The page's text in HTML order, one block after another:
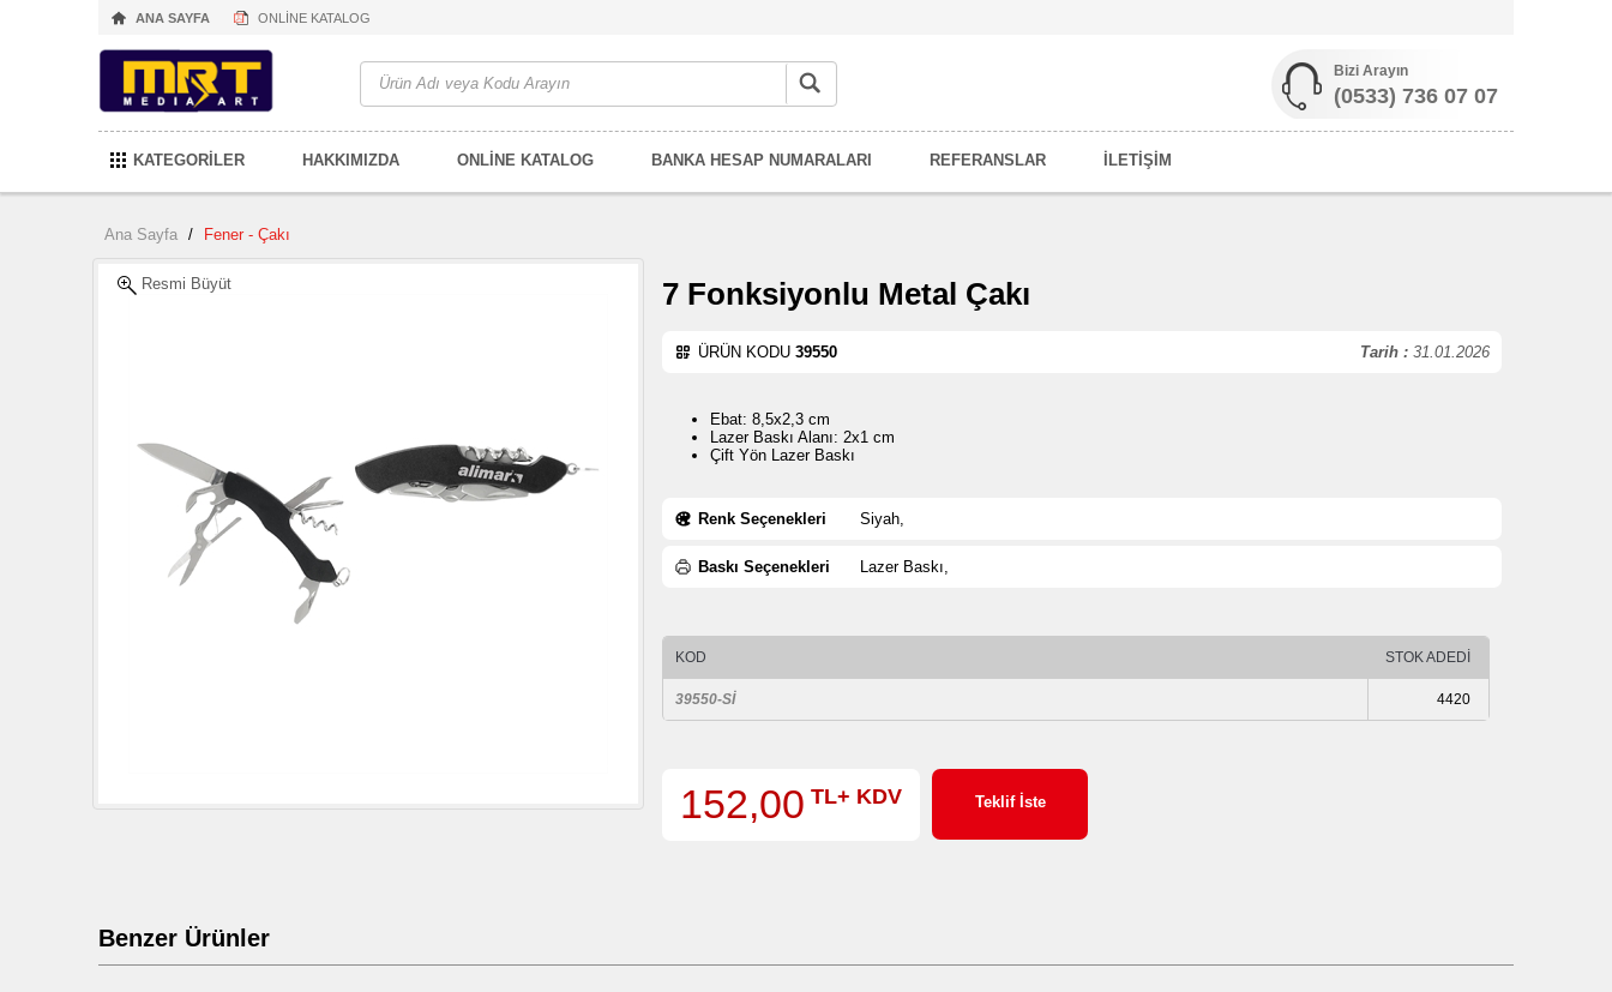
ANA SAYFA ONLİNE KATALOG
Bizi Arayın
(0533) 736 07 07
KATEGORİLER HAKKIMIZDA ONLİNE KATALOG BANKA HESAP NUMARALARI REFERANSLAR İLETİŞİM
Ana Sayfa / Fener - Çakı
Resmi Büyüt 7 Fonksiyonlu Metal Çakı
Tarih : 31.01.2026
ÜRÜN KODU 39550
Ebat: 8,5x2,3 cm
Lazer Baskı Alanı: 2x1 cm
Çift Yön Lazer Baskı
Renk Seçenekleri Siyah,
Baskı Seçenekleri Lazer Baskı,
KOD STOK ADEDİ
39550-Sİ 4420
152,00 TL+ KDV Teklif İste
Benzer Ürünler